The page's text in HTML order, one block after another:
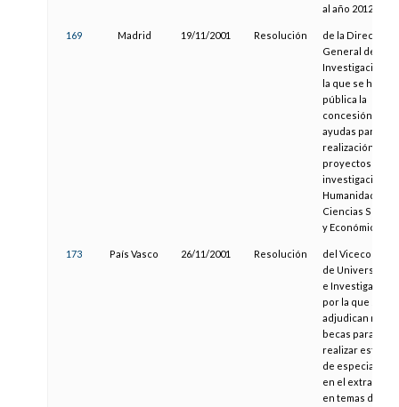
al año 2012
169 Madrid 19/11/2001 Resolución
de la Dirección
General de
Investigación,
la que se hace
pública la
concesión de
ayudas para la
realización de
proyectos de
investigación en
Humanidades,
Ciencias
y Económicas
173 País Vasco 26/11/2001 Resolución
del
de
e Investigación,
por la que se
adjudican
becas para
realizar
de
en el extranjero
en temas de